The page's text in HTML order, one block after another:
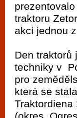
traktoru
akci jednou
Den traktorů
techniky v
pro
která se